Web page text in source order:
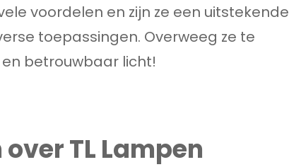
voordelen en zijn ze een uitstekende
toepassingen. Overweeg ze te
betrouwbaar licht!
TL Lampen